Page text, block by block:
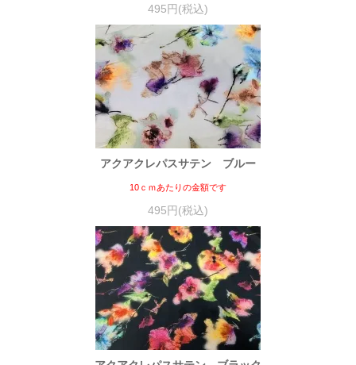
495円(税込)
アクアクレパスサテン ブルー
10ｃｍあたりの金額です
495円(税込)